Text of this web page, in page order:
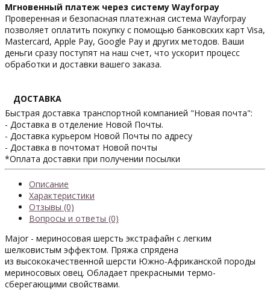
Мгновенный платеж через систему Wayforpay
Проверенная и безопасная платежная система Wayforpay
позволяет оплатить покупку с помощью банковских карт Visa,
Mastercard, Apple Pay, Google Pay и других методов. Ваши
деньги сразу поступят на наш счет, что ускорит процесс
обработки и доставки вашего заказа.
ДОСТАВКА
Быстрая доставка транспортной компанией "Новая почта":
- Доставка в отделение Новой Почты.
- Доставка курьером Новой Почты по адресу
- Доставка в почтомат Новой почты
*Оплата доставки при получении посылки
Описание
Характеристики
Отзывы (0)
Вопросы и ответы (0)
Major - мериносовая шерсть экстрафайн с легким
шелковистым эффектом. Пряжа спрядена
из высококачественной шерсти Южно-Африканской породы
мериносовых овец. Обладает прекрасными термо-
сберегающими свойствами.